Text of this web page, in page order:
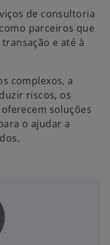
de consultoria
parceiros que
e até à
complexos, a
riscos, os
soluções
o ajudar a